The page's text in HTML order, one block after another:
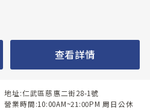
查看詳情
地址:仁武區慈惠二街28-1號
營業時間:10:00AM~21:00PM 周日公休